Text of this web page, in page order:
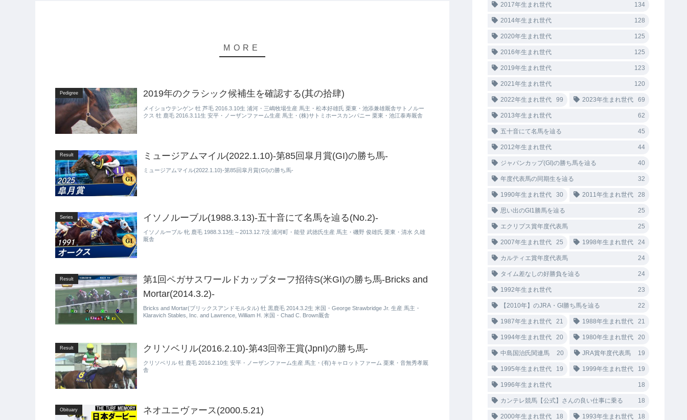
Pedigree 2019年のクラシック候補生を確認する(其の拾肆)
メイショウテンゲン 牡 芦毛 2016.3.10生 浦河・三嶋牧場生産 馬主・松本好雄氏 栗東・池添兼雄厩舎サトノルー
クス 牡 鹿毛 2016.3.11生 安平・ノーザンファーム生産 馬主・(株)サトミホースカンパニー 栗東・池江泰寿厩舎
Result ミュージアムマイル(2022.1.10)-第85回皐月賞(GI)の勝ち馬-
ミュージアムマイル(2022.1.10)-第85回皐月賞(GI)の勝ち馬-
Series イソノルーブル(1988.3.13)-五十音にて名馬を辿る(No.2)-
イソノルーブル 牝 鹿毛 1988.3.13生～2013.12.7没 浦河町・能登 武徳氏生産 馬主・磯野 俊雄氏 栗東・清水 久雄
厩舎
Result
第1回ペガサスワールドカップターフ招待S(米GI)の勝ち馬-Bricks and
Mortar(2014.3.2)-
Bricks and Mortar(ブリックスアンドモルタル) 牡 黒鹿毛 2014.3.2生 米国・George Strawbridge Jr. 生産 馬主・
Klaravich Stables, Inc. and Lawrence, William H. 米国・Chad C. Brown厩舎
Result クリソベリル(2016.2.10)-第43回帝王賞(JpnI)の勝ち馬-
クリソベリル 牡 鹿毛 2016.2.10生 安平・ノーザンファーム生産 馬主・(有)キャロットファーム 栗東・音無秀孝厩
舎
Obituary ネオユニヴァース(2000.5.21)
2017年生まれ世代 134
2014年生まれ世代 128
2020年生まれ世代 125
2016年生まれ世代 125
2019年生まれ世代 123
2021年生まれ世代 120
2022年生まれ世代 99 2023年生まれ世代 69
2013年生まれ世代 62
五十音にて名馬を辿る 45
2012年生まれ世代 44
ジャパンカップ(GI)の勝ち馬を辿る 40
年度代表馬の同期生を辿る 32
1990年生まれ世代 30 2011年生まれ世代 28
思い出のGI1勝馬を辿る 25
エクリプス賞年度代表馬 25
2007年生まれ世代 25 1998年生まれ世代 24
カルティエ賞年度代表馬 24
タイム差なしの好勝負を辿る 24
1992年生まれ世代 23
【2010年】のJRA・GI勝ち馬を辿る 22
1987年生まれ世代 21 1988年生まれ世代 21
1994年生まれ世代 20 1980年生まれ世代 20
中島国治氏関連馬 20 JRA賞年度代表馬 19
1995年生まれ世代 19 1999年生まれ世代 19
1996年生まれ世代 18
カンテレ競馬【公式】さんの良い仕事に乗る 18
2000年生まれ世代 18 1993年生まれ世代 18